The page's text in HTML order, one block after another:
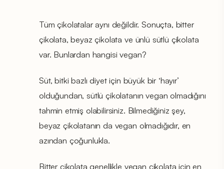
Tüm çikolatalar aynı değildir. Sonuçta, bitter
çikolata, beyaz çikolata ve ünlü sütlü çikolata
var. Bunlardan hangisi vegan?
Süt, bitki bazlı diyet için büyük bir ‘hayır’
olduğundan, sütlü çikolatanın vegan olmadığını
tahmin etmiş olabilirsiniz. Bilmediğiniz şey,
beyaz çikolatanın da vegan olmadığıdır, en
azından çoğunlukla.
Bitter çikolata genellikle vegan çikolata için en